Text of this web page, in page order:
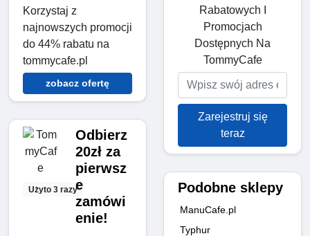
Korzystaj z
najnowszych promocji
do 44% rabatu na
tommycafe.pl
zobacz ofertę
Użyto 3 razy
Odbierz
20zł za
pierwsz
e
zamówi
enie!
Rabatowych I
Promocjach
Dostępnych Na
TommyCafe
Zarejestruj się
teraz
Podobne sklepy
ManuCafe.pl
Typhur